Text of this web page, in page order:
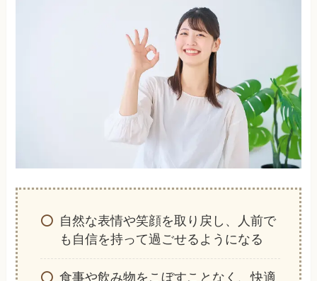
自然な表情や笑顔を取り戻し、人前で
も自信を持って過ごせるようになる
食事や飲み物をこぼすことなく、快適